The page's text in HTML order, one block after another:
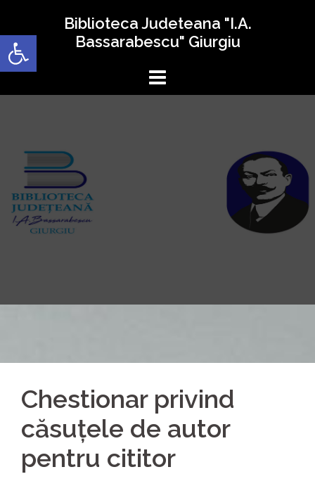
Deschide bara de unelte
conținut
Biblioteca Judeteana "I.A.
Bassarabescu" Giurgiu
Chestionar privind
căsuțele de autor
pentru cititor